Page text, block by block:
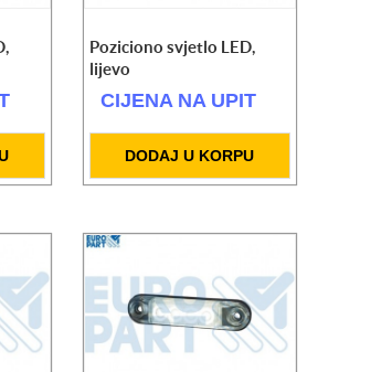
Poziciono svjetlo LED,
lijevo
CIJENA NA UPIT
DODAJ U KORPU